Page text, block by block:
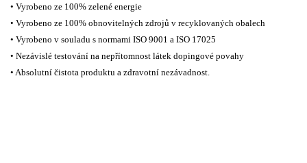
• Vyrobeno ze 100% zelené energie
• Vyrobeno ze 100% obnovitelných zdrojů v recyklovaných obalech
• Vyrobeno v souladu s normami ISO 9001 a ISO 17025
• Nezávislé testování na nepřítomnost látek dopingové povahy
• Absolutní čistota produktu a zdravotní nezávadnost.